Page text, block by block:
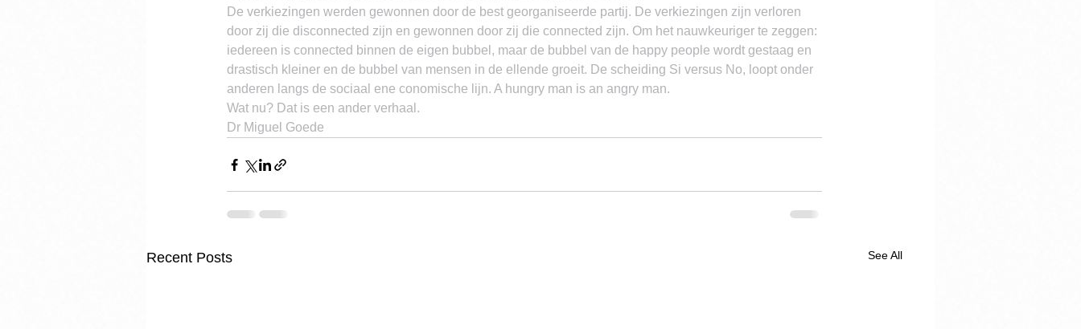
De verkiezingen werden gewonnen door de best georganiseerde partij. De verkiezingen zijn verloren
door zij die disconnected zijn en gewonnen door zij die connected zijn. Om het nauwkeuriger te zeggen:
iedereen is connected binnen de eigen bubbel, maar de bubbel van de happy people wordt gestaag en
drastisch kleiner en de bubbel van mensen in de ellende groeit. De scheiding Si versus No, loopt onder
anderen langs de sociaal ene conomische lijn. A hungry man is an angry man.
Wat nu? Dat is een ander verhaal.
Dr Miguel Goede
Recent Posts See All